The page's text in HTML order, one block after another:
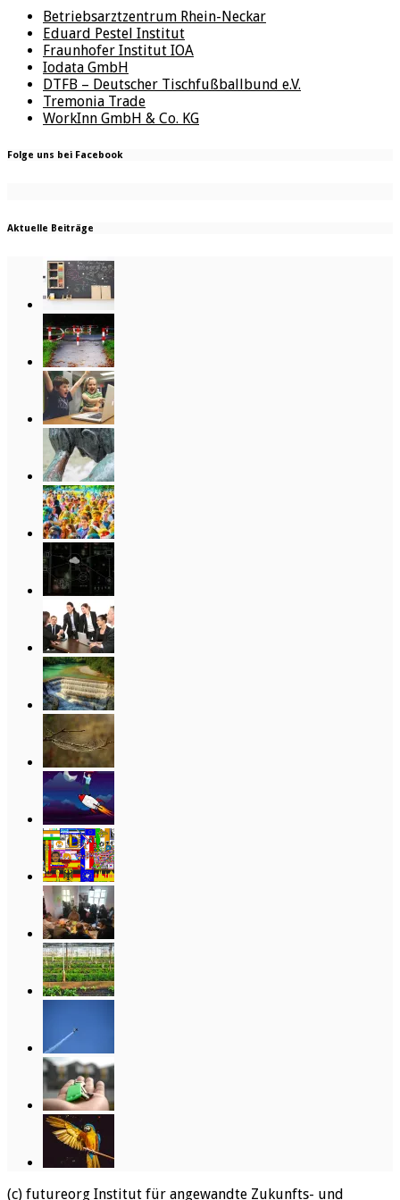
Betriebsarztzentrum Rhein-Neckar
Eduard Pestel Institut
Fraunhofer Institut IOA
Iodata GmbH
DTFB – Deutscher Tischfußballbund e.V.
Tremonia Trade
WorkInn GmbH & Co. KG
Folge uns bei Facebook
Aktuelle Beiträge
(c) futureorg Institut für angewandte Zukunfts- und